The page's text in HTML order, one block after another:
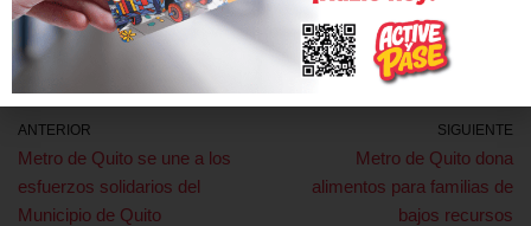
Etiquetas: COVID-19
ANTERIOR
Metro de Quito se une a los
esfuerzos solidarios del
Municipio de Quito
SIGUIENTE
Metro de Quito dona
alimentos para familias de
bajos recursos